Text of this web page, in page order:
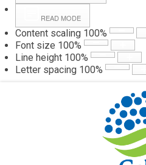
READ MODE
Content scaling 100%
Font size 100%
Line height 100%
Letter spacing 100%
Webmail
शुक्रवार, 07 अगस्त 2026